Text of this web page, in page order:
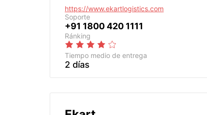
https://www.ekartlogistics.com
Soporte
+91 1800 420 1111
Ránking
Tiempo medio de entrega
2 días